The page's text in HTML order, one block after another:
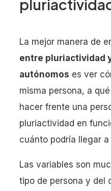
La mejor manera de
entre pluriactividad
autónomos es ver
misma persona, a
hacer frente una
pluriactividad en
cuánto podría llegar
Las variables son
tipo de persona y del